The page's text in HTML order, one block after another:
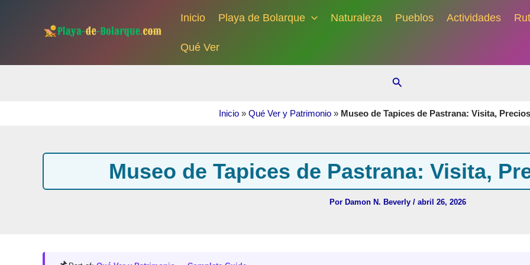
Inicio Playa de Bolarque Naturaleza Pueblos Actividades
Qué Ver
Buscar
Inicio » Qué Ver y Patrimonio » Museo de Tapices de Pastrana: Visita,
Museo de Tapices de Pastrana: Visita,
Por Damon N. Beverly / abril 26, 2026